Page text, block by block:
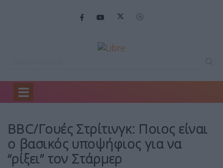
Home
BBC/Γουές Στρίτινγκ: Ποιος είναι
ο βασικός υποψήφιος για να
“ρίξει” τον Στάρμερ